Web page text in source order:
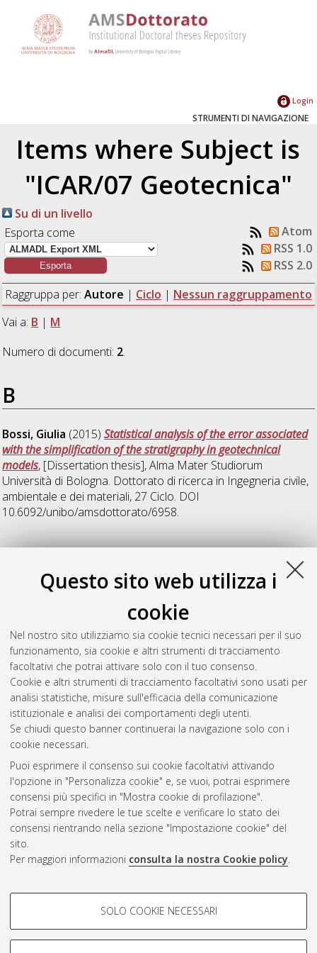
Questo sito web utilizza i
cookie
Nel nostro sito utilizziamo sia cookie tecnici necessari per il suo
funzionamento, sia cookie e altri strumenti di tracciamento
facoltativi che potrai attivare solo con il tuo consenso.
Cookie e altri strumenti di tracciamento facoltativi sono usati per
analisi statistiche, misure sull'efficacia della comunicazione
istituzionale e analisi dei comportamenti degli utenti.
Se chiudi questo banner continuerai la navigazione solo con i
cookie necessari.
Puoi esprimere il consenso sui cookie facoltativi attivando
l'opzione in "Personalizza cookie" e, se vuoi, potrai esprimere
consensi più specifici in "Mostra cookie di profilazione".
Potrai sempre rivedere le tue scelte e verificare lo stato dei
consensi rientrando nella sezione "Impostazione cookie" del
sito.
Per maggiori informazioni consulta la nostra Cookie policy.
COOKIE DI PROFILAZIONE -
Si tratta di cookie utilizzati per analizzare le caratteristiche della
SOLO COOKIE NECESSARI
Login
STRUMENTI DI NAVIGAZIONE
Items where Subject is
"ICAR/07 Geotecnica"
Su di un livello
Esporta come
Atom
RSS 1.0
RSS 2.0
Raggruppa per: Autore | Ciclo | Nessun raggruppamento
Vai a: B | M
Numero di documenti: 2.
B
Bossi, Giulia (2015)Statistical analysis of the error associated
with the simplification of the stratigraphy in geotechnical
models, [Dissertation thesis], Alma Mater Studiorum
Università di Bologna. Dottorato di ricerca in Ingegneria civile,
ambientale e dei materiali, 27 Ciclo. DOI
10.6092/unibo/amsdottorato/6958.
M
Mentani, Alessio(2015) Analisi numerica del comportamento
, [Dissertation thesis], Alma Mater
Studiorum Università di Bologna. Dottorato di ricerca in
Ingegneria civile, ambientale e dei materiali, 27 Ciclo. DOI
10.6092/unibo/amsdottorato/7170.
Questa lista e' stata generata ilSat Aug 8 20:35:03 2026
Atom
Rss 1.0
Rss 2.0
ISSN: 2038-7946
Impostazioni Cookie
Informativa sulla privacy
Condizioni d’uso del sito